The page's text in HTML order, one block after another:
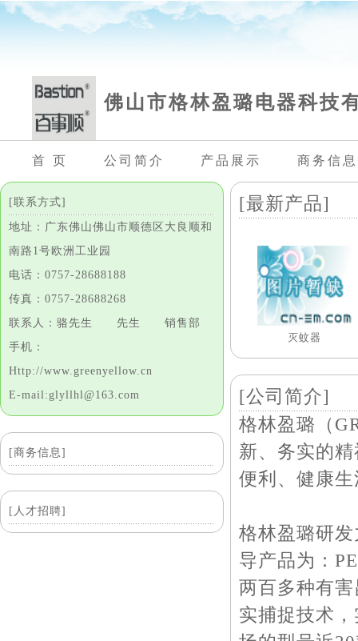
佛山市格林盈璐电器科技
首 页 公司简介 产品展示 商务信息
[联系方式]
地址：广东佛山佛山市顺德区大良顺和
南路1号欧洲工业园
电话：0757-28688188
传真：0757-28688268
联系人：骆先生 先生 销售部
手机：
Http://www.greenyellow.cn
E-mail:glyllhl@163.com
[商务信息]
[人才招聘]
[最新产品]
灭蚊器
[公司简介]
格林盈璐（
新、务实的
便利、健康
格林盈璐研
导产品为：
两百多种有
实捕捉技术